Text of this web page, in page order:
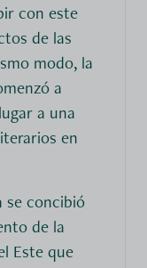
con este
de las
modo, la
a
a una
en
se concibió
de la
Este que